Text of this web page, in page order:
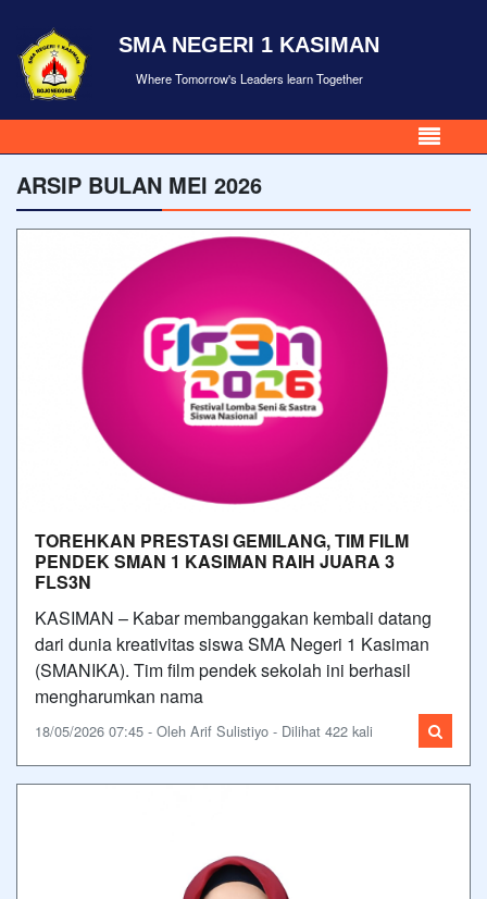
SMA NEGERI 1 KASIMAN
Where Tomorrow's Leaders learn Together
ARSIP BULAN MEI 2026
TOREHKAN PRESTASI GEMILANG, TIM FILM
PENDEK SMAN 1 KASIMAN RAIH JUARA 3
FLS3N
KASIMAN – Kabar membanggakan kembali datang
dari dunia kreativitas siswa SMA Negeri 1 Kasiman
(SMANIKA). Tim film pendek sekolah ini berhasil
mengharumkan nama
18/05/2026 07:45 - Oleh Arif Sulistiyo - Dilihat 422 kali